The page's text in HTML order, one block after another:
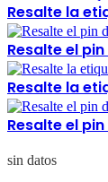
Resalte la
Resalte el pin
Resalte la
Resalte el
sin datos